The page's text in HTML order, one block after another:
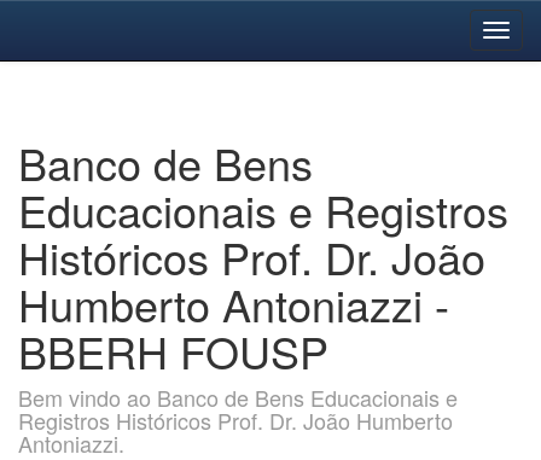
Banco de Bens
Educacionais e Registros
Históricos Prof. Dr. João
Humberto Antoniazzi -
BBERH FOUSP
Bem vindo ao Banco de Bens Educacionais e
Registros Históricos Prof. Dr. João Humberto
Antoniazzi.